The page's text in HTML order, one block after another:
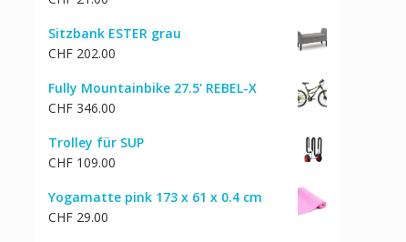
Sitzbank ESTER grau
CHF 202.00
Fully Mountainbike 27.5' REBEL-X
CHF 346.00
Trolley für SUP
CHF 109.00
Yogamatte pink 173 x 61 x 0.4 cm
CHF 29.00